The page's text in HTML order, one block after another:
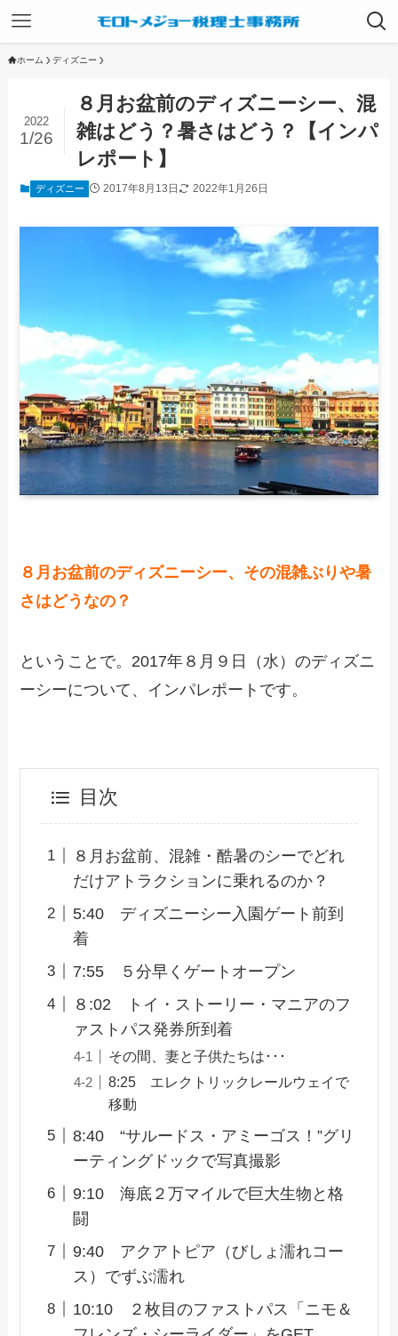
ホーム ディズニー
８月お盆前のディズニーシー、混
雑はどう？暑さはどう？【インパ
レポート】
2022
1/26
ディズニー 2017年8月13日 2022年1月26日
８月お盆前のディズニーシー、その混雑ぶりや暑
さはどうなの？
ということで。2017年８月９日（水）のディズニ
ーシーについて、インパレポートです。
目次
８月お盆前、混雑・酷暑のシーでどれ
だけアトラクションに乗れるのか？
5:40 ディズニーシー入園ゲート前到
着
7:55 ５分早くゲートオープン
８:02 トイ・ストーリー・マニアのフ
ァストパス発券所到着
その間、妻と子供たちは･･･
8:25 エレクトリックレールウェイで
移動
8:40 “サルードス・アミーゴス！”グリ
ーティングドックで写真撮影
9:10 海底２万マイルで巨大生物と格
闘
9:40 アクアトピア（びしょ濡れコー
ス）でずぶ濡れ
10:10 ２枚目のファストパス「ニモ＆